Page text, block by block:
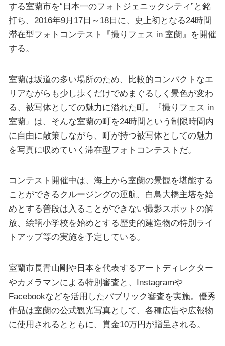
する室蘭市を“日本一のフォトジェニックシティ”と銘
打ち、2016年9月17日～18日に、史上初となる24時間
滞在型フォトコンテスト『撮りフェス in 室蘭』を開催
する。
室蘭は坂道の多い場所のため、比較的コンパクトなエ
リアながらも少し歩くだけでめまぐるしく景色が変わ
る、被写体としての魅力に溢れた町。『撮りフェス in
室蘭』は、そんな室蘭の町を24時間という制限時間内
に自由に散策しながら、町が持つ被写体としての魅力
を写真に収めていく滞在型フォトコンテストだ。
コンテスト開催中は、海上から室蘭の景観を堪能する
ことができるクルージングの運航、白鳥大橋主塔を始
めとする普段は入ることができない撮影スポットの解
放、絵鞆小学校を始めとする歴史的建造物の特別ライ
トアップ等の実施を予定している。
室蘭市長青山剛や日本を代表するアートディレクター
やカメラマンによる特別審査と、Instagramや
Facebookなどを活用したパブリック審査を実施。優秀
作品は室蘭の公式観光写真として、各種広告や広報物
に使用されるとともに、賞金10万円が贈呈される。